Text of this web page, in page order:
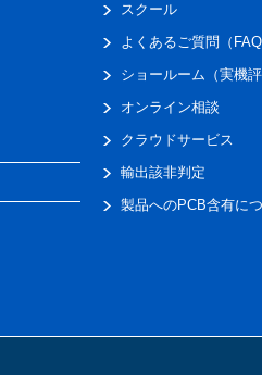
スクール
よくあるご質問（FAQ
ショールーム（実機評
オンライン相談
クラウドサービス
輸出該非判定
製品へのPCB含有に